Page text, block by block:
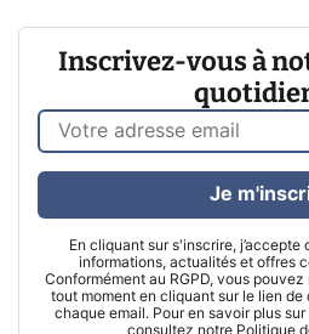
Inscrivez-vous à
En cliquant sur s'inscrire, j’accepte
informations, actualités et offres
Conformément au RGPD, vous
tout moment en cliquant sur le lien
chaque email. Pour en savoir plus
consultez notre Politique
Je